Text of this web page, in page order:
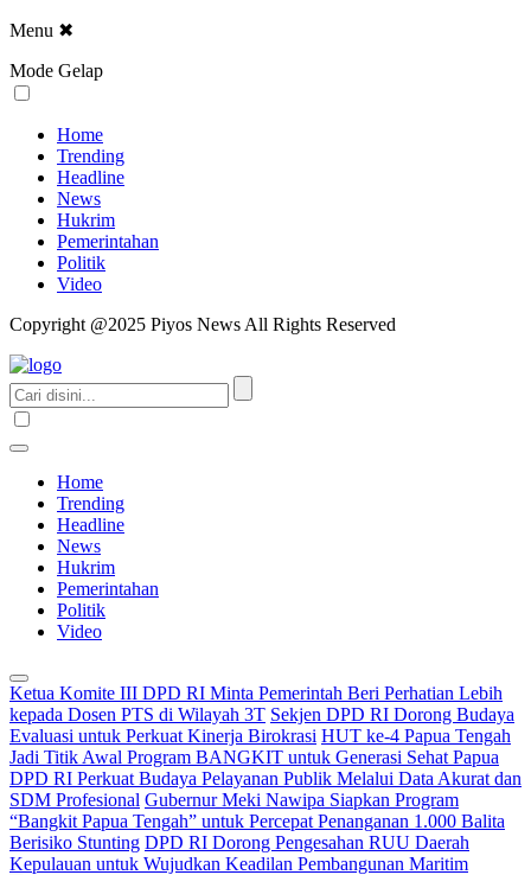
Menu ✖
Mode Gelap
Home
Trending
Headline
News
Hukrim
Pemerintahan
Politik
Video
Copyright @2025 Piyos News All Rights Reserved
Home
Trending
Headline
News
Hukrim
Pemerintahan
Politik
Video
Ketua Komite III DPD RI Minta Pemerintah Beri Perhatian Lebih
kepada Dosen PTS di Wilayah 3T Sekjen DPD RI Dorong Budaya
Evaluasi untuk Perkuat Kinerja Birokrasi HUT ke-4 Papua Tengah
Jadi Titik Awal Program BANGKIT untuk Generasi Sehat Papua
DPD RI Perkuat Budaya Pelayanan Publik Melalui Data Akurat dan
SDM Profesional Gubernur Meki Nawipa Siapkan Program
“Bangkit Papua Tengah” untuk Percepat Penanganan 1.000 Balita
Berisiko Stunting DPD RI Dorong Pengesahan RUU Daerah
Kepulauan untuk Wujudkan Keadilan Pembangunan Maritim